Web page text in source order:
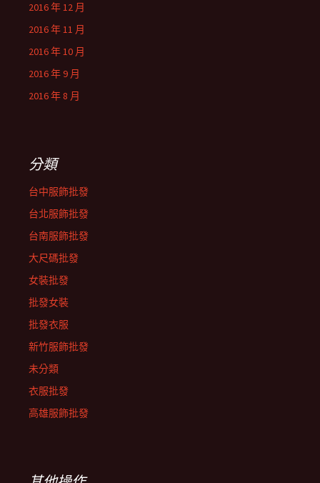
2016 年 12 月
2016 年 11 月
2016 年 10 月
2016 年 9 月
2016 年 8 月
分類
台中服飾批發
台北服飾批發
台南服飾批發
大尺碼批發
女裝批發
批發女裝
批發衣服
新竹服飾批發
未分類
衣服批發
高雄服飾批發